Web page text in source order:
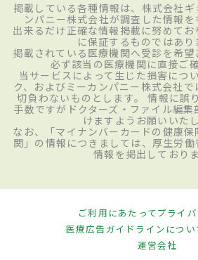
掲載している各種情報は、株式会社
ンパニー株式会社が調査した情報を
出来るだけ正確な情報掲載に努めて
に保証するものではあり
掲載されている医療機関へ受診を希
必ず該当の医療機関に直接ご
当サービスによって生じた損害につ
ク、およびミーカンパニー株式会社
切負わないものとします。 情報に誤
手数ですがドクターズ・ファイル編
けますようお願いいたし
なお、「マイナンバーカードの健康
関」の情報につきましては、厚生労働
情報を掲出しておりま
ご利用にあたってプライ
医療広告ガイドラインについ
運営会社